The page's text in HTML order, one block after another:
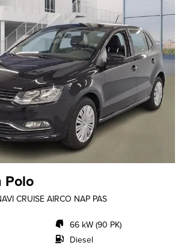
Polo
CRUISE AIRCO NAP PAS
66 kW (90 PK)
Diesel